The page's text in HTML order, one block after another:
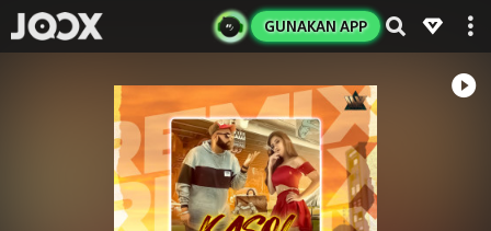
GUNAKAN APP